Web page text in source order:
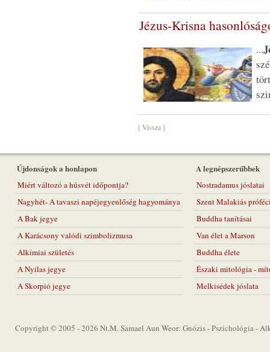
Jézus-Krisna
...
[ Vissza ]
Újdonságok a honlapon
Miért változó a húsvét időpontja?
Nagyhét- A tavaszi napéjegyenlőség hagyománya
A Bak jegye
A Karácsony valódi szimbolizmusa
Alkímiai születés
A Nyilas jegye
A Skorpió jegye
A legnépszerűbbek
Nostradamus jóslatai
Szent Malakiás
Buddha tanításai
Van élet a Marson
Buddha élete
Északi mitológia -
Melkisédek jóslata
Copyright © 2005 - 2026 Nt.M. Samael Aun Weor: Gnózis - Pszichológia -